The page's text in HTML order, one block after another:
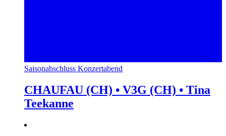
Saisonabschluss Konzertabend
CHAUFAU (CH) • V3G (CH) • Tina
Teekanne